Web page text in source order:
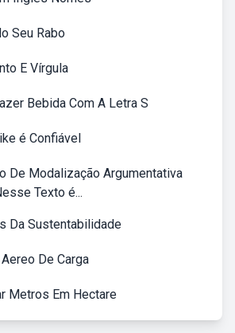
Seu Rabo
E Vírgula
Bebida Com A Letra S
é Confiável
De Modalização Argumentativa
Texto é...
Da Sustentabilidade
De Carga
Metros Em Hectare